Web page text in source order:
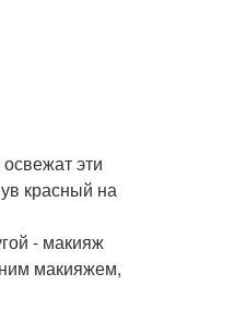
эти
красный на
- макияж
макияжем,